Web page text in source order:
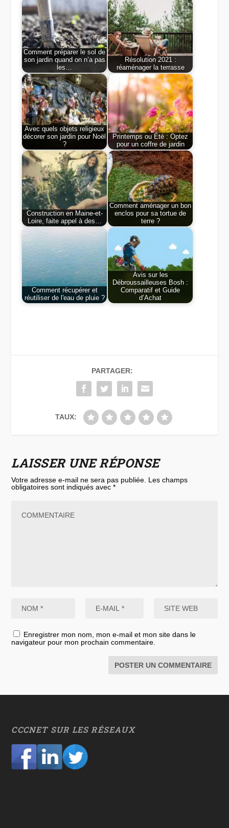
Comment préparer le sol de
son jardin quand on n’a pas
les…
Résolution 2021 :
réaménager la terrasse
Avec quels objets religieux
décorer son jardin pour Noël
?
Printemps ou Été : Optez
pour un coffre de jardin
Construction en Maine-et-
Loire, faite appel à des…
Comment aménager un bon
enclos pour sa tortue de
terre ?
Comment récupérer et
réutiliser de l'eau de pluie ?
Avis sur les
Débroussailleuses Bosh :
Comparatif et Guide
d’Achat
PARTAGER:
TAUX:
LAISSER UNE RÉPONSE
Votre adresse e-mail ne sera pas publiée. Les champs
obligatoires sont indiqués avec*
Enregistrer mon nom, mon e-mail et mon site dans le
navigateur pour mon prochain commentaire.
CCCNET SUR LES RÉSEAUX